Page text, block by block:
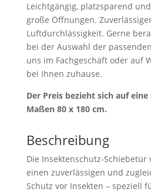
Leichtgängig, platzsparend
große Öffnungen.
Luftdurchlässigkeit. Gerne
bei der Auswahl der
uns im Fachgeschäft oder auf
bei Ihnen zuhause.
Der Preis bezieht sich auf
Maßen 80 x 180 cm.
Beschreibung
Die Insektenschutz-Schiebetür
einen zuverlässigen und
Schutz vor Insekten – speziell